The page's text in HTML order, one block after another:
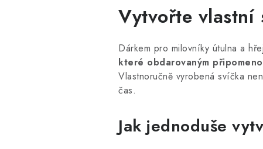
Vytvořte vlastní
Dárkem pro milovníky útulna a
které obdarovaným
Vlastnoručně vyrobená svíčka
čas.
Jak jednoduše